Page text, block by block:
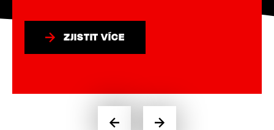
ZJISTIT VÍCE